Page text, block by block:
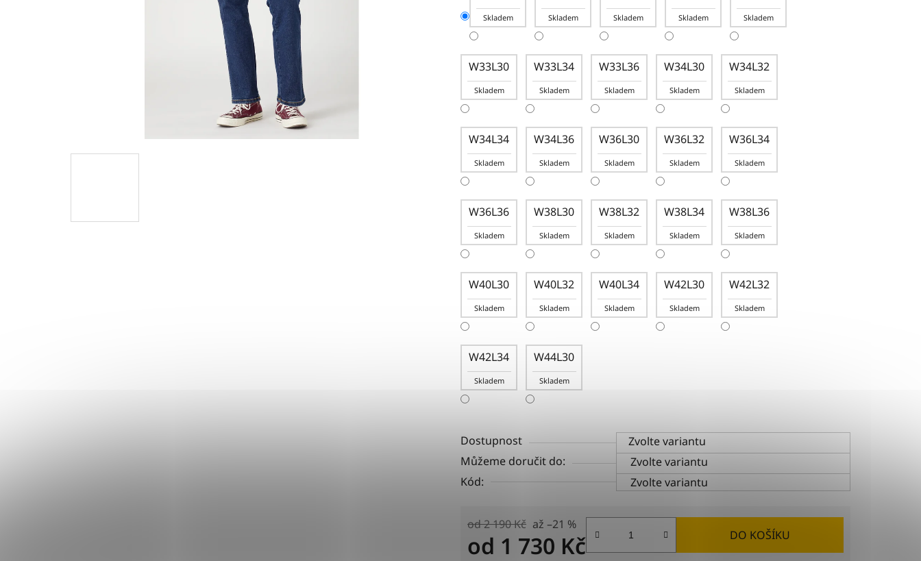
Skladem Skladem Skladem Skladem Skladem
W33L30
Skladem
W33L34
Skladem
W33L36
Skladem
W34L30
Skladem
W34L32
Skladem
W34L34
Skladem
W34L36
Skladem
W36L30
Skladem
W36L32
Skladem
W36L34
Skladem
W36L36
Skladem
W38L30
Skladem
W38L32
Skladem
W38L34
Skladem
W38L36
Skladem
W40L30
Skladem
W40L32
Skladem
W40L34
Skladem
W42L30
Skladem
W42L32
Skladem
W42L34
Skladem
W44L30
Skladem
Dostupnost
Zvolte variantu
Můžeme doručit do:
Zvolte variantu
Kód:
Zvolte variantu
od 2 190 Kč až –21 %
od 1 730 Kč DO KOŠÍKU